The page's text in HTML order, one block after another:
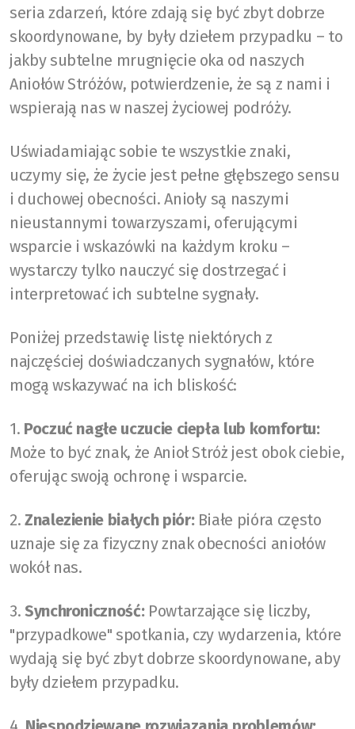
seria zdarzeń, które zdają się być zbyt dobrze
skoordynowane, by były dziełem przypadku – to
jakby subtelne mrugnięcie oka od naszych
Aniołów Stróżów, potwierdzenie, że są z nami i
wspierają nas w naszej życiowej podróży.
Uświadamiając sobie te wszystkie znaki,
uczymy się, że życie jest pełne głębszego sensu
i duchowej obecności. Anioły są naszymi
nieustannymi towarzyszami, oferującymi
wsparcie i wskazówki na każdym kroku –
wystarczy tylko nauczyć się dostrzegać i
interpretować ich subtelne sygnały.
Poniżej przedstawię listę niektórych z
najczęściej doświadczanych sygnałów, które
mogą wskazywać na ich bliskość:
1. Poczuć nagłe uczucie ciepła lub komfortu:
Może to być znak, że Anioł Stróż jest obok ciebie,
oferując swoją ochronę i wsparcie.
2. Znalezienie białych piór:Białe pióra często
uznaje się za fizyczny znak obecności aniołów
wokół nas.
3. Synchroniczność: Powtarzające się liczby,
"przypadkowe" spotkania, czy wydarzenia, które
wydają się być zbyt dobrze skoordynowane, aby
były dziełem przypadku.